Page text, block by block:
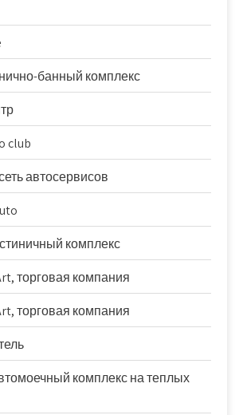
банный комплекс
club
автосервисов
комплекс
торговая компания
торговая компания
комплекс на теплых